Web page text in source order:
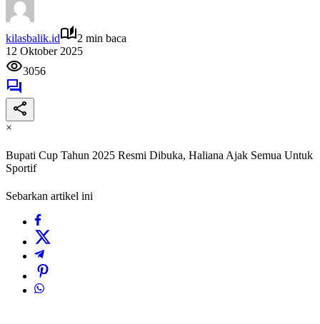
kilasbalik.id
2 min baca
12 Oktober 2025
3056
×
Bupati Cup Tahun 2025 Resmi Dibuka, Haliana Ajak Semua Untuk
Sportif
Sebarkan artikel ini